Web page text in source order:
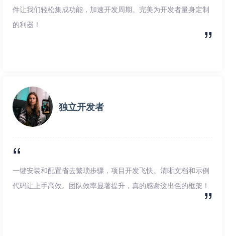
件让我们轻松集成功能，加速开发周期。完美为开发者量身定制
的利器！
独立开发者
一键安装和配置省去繁琐步骤，项目开发飞快。清晰文档和示例
代码让上手高效。团队效率显著提升，真的感谢这出色的框架！